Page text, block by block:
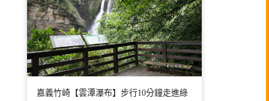
嘉義竹崎【雲潭瀑布】步行10分鐘走進綠